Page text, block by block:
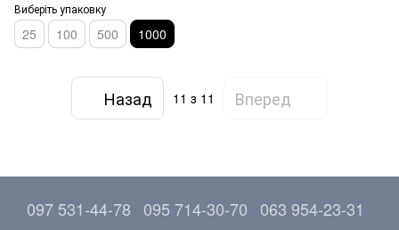
Виберіть упаковку
25 100 500 1000
Назад 11 з 11 Вперед
097 531-44-78 095 714-30-70 063 954-23-31